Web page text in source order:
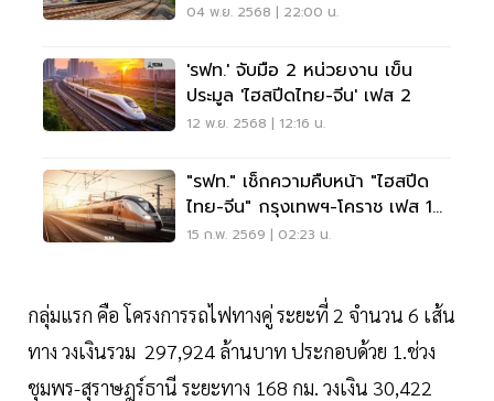
04 พ.ย. 2568 | 22:00 น.
'รฟท.' จับมือ 2 หน่วยงาน เข็น
ประมูล 'ไฮสปีดไทย-จีน' เฟส 2
12 พ.ย. 2568 | 12:16 น.
"รฟท." เช็กความคืบหน้า "ไฮสปีด
ไทย-จีน" กรุงเทพฯ-โคราช เฟส 1
ก่อสร้างแล้ว 51%
15 ก.พ. 2569 | 02:23 น.
กลุ่มแรก คือ โครงการรถไฟทางคู่ ระยะที่ 2 จำนวน 6 เส้น
ทาง วงเงินรวม 297,924 ล้านบาท ประกอบด้วย 1.ช่วง
ชุมพร-สุราษฎร์ธานี ระยะทาง 168 กม. วงเงิน 30,422